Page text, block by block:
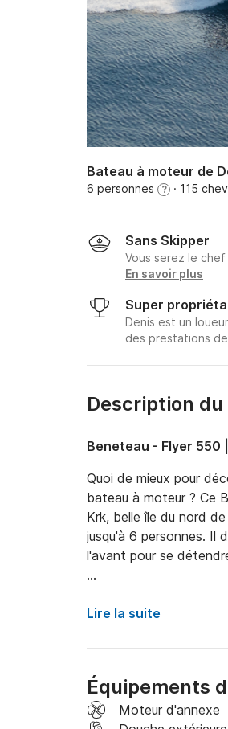
Bateau à moteur de
6 personnes ? · 115
Sans Skipper
Vous serez le
En savoir plus
Super
Denis est un
des prestations
Description
Beneteau - Flyer 550
Quoi de mieux pour
bateau à moteur ? Ce
Krk, belle île du nord
jusqu'à 6 personnes. Il
l'avant pour se
nous vous suggérons
plages magnifiques et
Si vous avez des
Lire la suite
Équipements
Moteur d'annexe